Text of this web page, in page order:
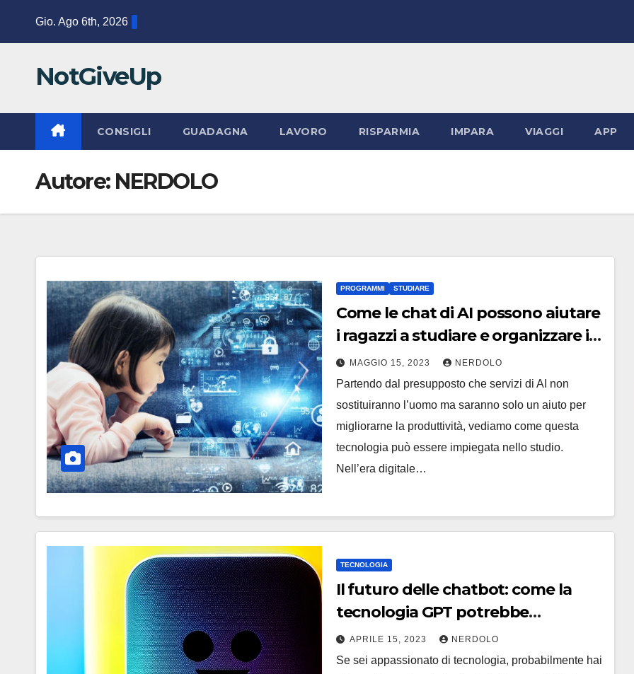
Gio. Ago 6th, 2026
NotGiveUp
CONSIGLI GUADAGNA LAVORO RISPARMIA IMPARA VIAGGI APP
Autore: NERDOLO
PROGRAMMI STUDIARE
Come le chat di AI possono aiutare
i ragazzi a studiare e organizzare il
loro studio in modo efficiente
MAGGIO 15, 2023 NERDOLO
Partendo dal presupposto che servizi di AI non
sostituiranno l’uomo ma saranno solo un aiuto per
migliorarne la produttività, vediamo come questa
tecnologia può essere impiegata nello studio.
Nell’era digitale…
TECNOLOGIA
Il futuro delle chatbot: come la
tecnologia GPT potrebbe
cambiare il modo di comunicare, e
sviluppi delle intelligenze artificiali
APRILE 15, 2023 NERDOLO
Se sei appassionato di tecnologia, probabilmente hai